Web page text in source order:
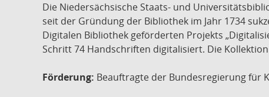
Die Niedersächsische Staats- und
seit der Gründung der Bibliothek im Jahr 1734
Digitalen Bibliothek geförderten Projekts
Schritt 74 Handschriften digitalisiert. Die
Förderung: Beauftragte der Bundesregierung für